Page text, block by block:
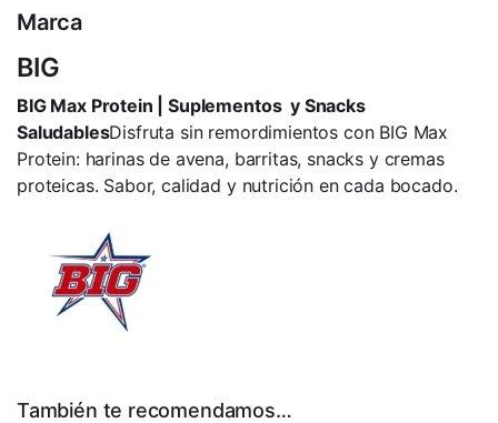
Marca
BIG
BIG Max Protein | Suplementos y Snacks
SaludablesDisfruta sin remordimientos con BIG Max
Protein: harinas de avena, barritas, snacks y cremas
proteicas. Sabor, calidad y nutrición en cada bocado.
También te recomendamos…